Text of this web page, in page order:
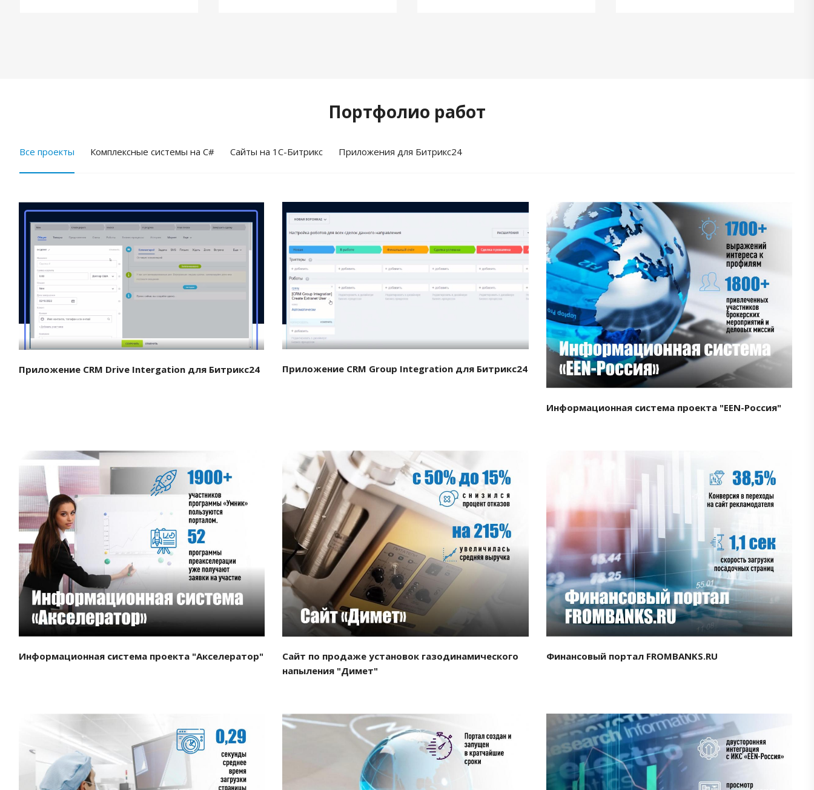
Портфолио работ
Все проекты Комплексные системы на C# Cайты на 1С-Битрикс Приложения для Битрикс24
Смотреть проект
Приложение CRM Drive Intergation для Битрикс24 Приложение CRM Group Integration для Битрикс24
Смотреть проект
Информационная система проекта "EEN-Россия"
Смотреть проект
Информационная система проекта "Акселератор"
Смотреть проект
Сайт по продаже установок газодинамического
напыления "Димет"
Смотреть проект
Финансовый портал FROMBANKS.RU